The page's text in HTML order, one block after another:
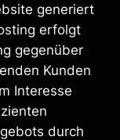
generiert
erfolgt
gegenüber
Kunden
Interesse
durch